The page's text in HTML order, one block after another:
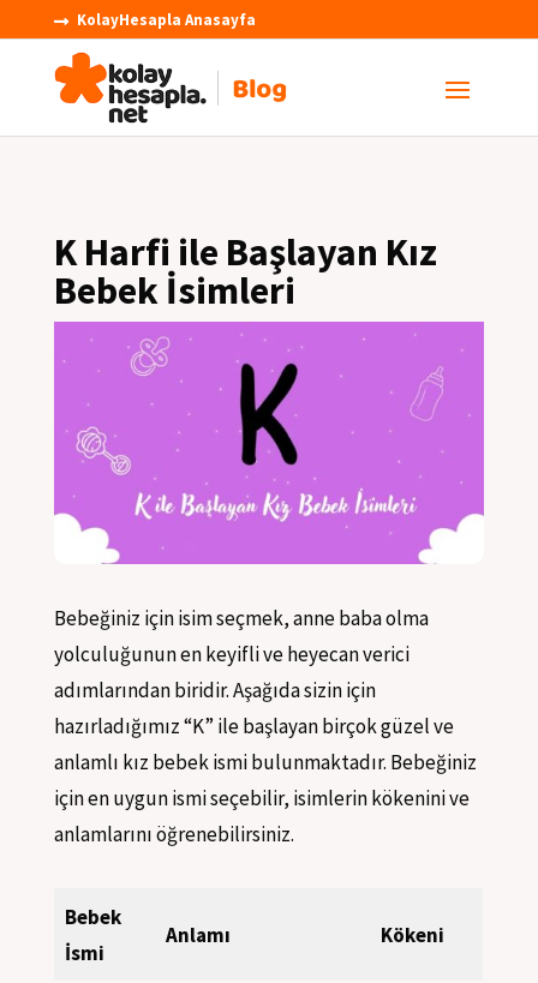
 KolayHesapla Anasayfa
K Harfi ile Başlayan Kız
Bebek İsimleri
Bebeğiniz için isim seçmek, anne baba olma
yolculuğunun en keyifli ve heyecan verici
adımlarından biridir. Aşağıda sizin için
hazırladığımız “K” ile başlayan birçok güzel ve
anlamlı kız bebek ismi bulunmaktadır. Bebeğiniz
için en uygun ismi seçebilir, isimlerin kökenini ve
anlamlarını öğrenebilirsiniz.
Bebek
İsmi
Anlamı Kökeni